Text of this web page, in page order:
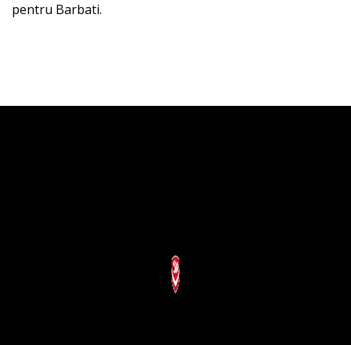
pentru Barbati.